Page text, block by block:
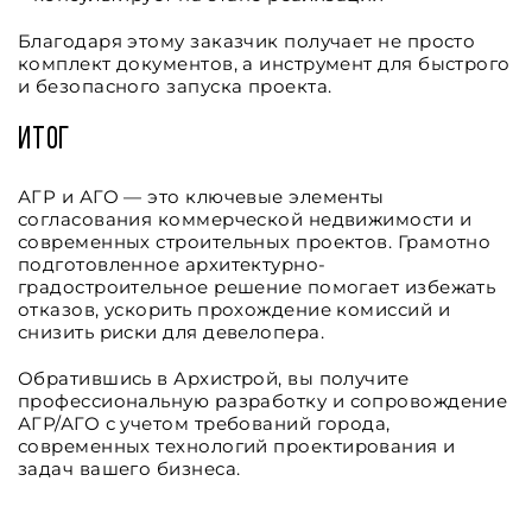
Благодаря этому заказчик получает не просто
комплект документов, а инструмент для быстрого
и безопасного запуска проекта.
Итог
АГР и АГО — это ключевые элементы
согласования коммерческой недвижимости и
современных строительных проектов. Грамотно
подготовленное архитектурно-
градостроительное решение помогает избежать
отказов, ускорить прохождение комиссий и
снизить риски для девелопера.
Обратившись в Архистрой, вы получите
профессиональную разработку и сопровождение
АГР/АГО с учетом требований города,
современных технологий проектирования и
задач вашего бизнеса.